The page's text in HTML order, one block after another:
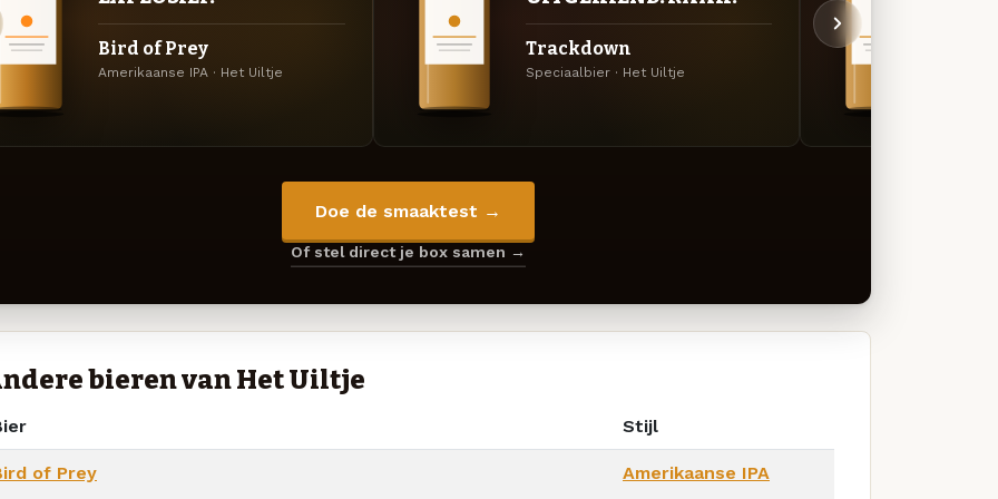
Bird of Prey
Amerikaanse IPA · Het Uiltje
Trackdown
Speciaalbier · Het Uiltje
Doe de smaaktest →
Of stel direct je box samen →
bieren van Het Uiltje
Stijl
of Prey Amerikaanse IPA